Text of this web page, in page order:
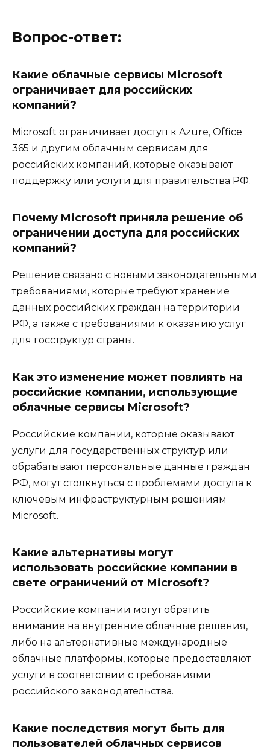
Вопрос-ответ:
Какие облачные сервисы Microsoft
ограничивает для российских
компаний?
Microsoft ограничивает доступ к Azure, Office
365 и другим облачным сервисам для
российских компаний, которые оказывают
поддержку или услуги для правительства РФ.
Почему Microsoft приняла решение об
ограничении доступа для российских
компаний?
Решение связано с новыми законодательными
требованиями, которые требуют хранение
данных российских граждан на территории
РФ, а также с требованиями к оказанию услуг
для госструктур страны.
Как это изменение может повлиять на
российские компании, использующие
облачные сервисы Microsoft?
Российские компании, которые оказывают
услуги для государственных структур или
обрабатывают персональные данные граждан
РФ, могут столкнуться с проблемами доступа к
ключевым инфраструктурным решениям
Microsoft.
Какие альтернативы могут
использовать российские компании в
свете ограничений от Microsoft?
Российские компании могут обратить
внимание на внутренние облачные решения,
либо на альтернативные международные
облачные платформы, которые предоставляют
услуги в соответствии с требованиями
российского законодательства.
Какие последствия могут быть для
пользователей облачных сервисов